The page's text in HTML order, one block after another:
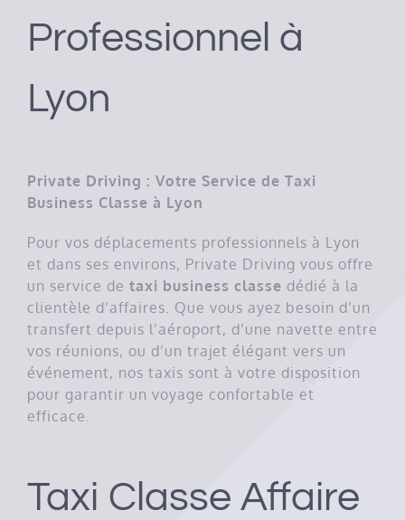
Professionnel à
Lyon
Private Driving : Votre Service de Taxi
Business Classe à Lyon
Pour vos déplacements professionnels à Lyon
et dans ses environs, Private Driving vous offre
un service de taxi business classe dédié à la
clientèle d’affaires. Que vous ayez besoin d’un
transfert depuis l’aéroport, d’une navette entre
vos réunions, ou d’un trajet élégant vers un
événement, nos taxis sont à votre disposition
pour garantir un voyage confortable et
efficace.
Taxi Classe Affaire